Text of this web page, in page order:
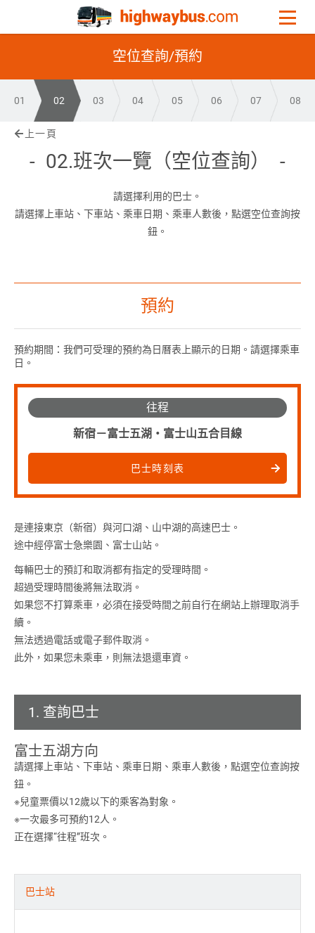
空位查詢/預約
01 02 03 04 05 06 07 08
上一頁
02.班次一覽（空位查詢）
請選擇利用的巴士。
請選擇上車站、下車站、乘車日期、乘車人數後，點選空位查詢按
鈕。
預約
預約期間：我們可受理的預約為日曆表上顯示的日期。請選擇乘車
日。
往程
新宿－富士五湖・富士山五合目線
巴士時刻表
是連接東京（新宿）與河口湖、山中湖的高速巴士。
途中經停富士急樂園、富士山站。
每輛巴士的預訂和取消都有指定的受理時間。
超過受理時間後將無法取消。
如果您不打算乘車，必須在接受時間之前自行在網站上辦理取消手
續。
無法透過電話或電子郵件取消。
此外，如果您未乘車，則無法退還車資。
1. 查詢巴士
富士五湖方向
請選擇上車站、下車站、乘車日期、乘車人數後，點選空位查詢按
鈕。
※兒童票價以12歲以下的乘客為對象。
※一次最多可預約12人。
正在選擇“往程”班次。
巴士站